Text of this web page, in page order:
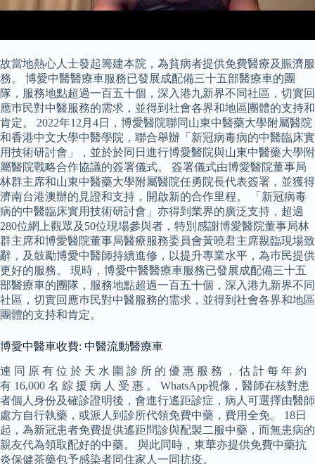
故當地熱心人士發起籌建本院，為貧病者提供免費醫療及賑濟服
務。 博愛中醫醫療車服務已發展成配備三十五部醫療車的團
隊，服務地點超過一百五十個，深入港九新界不同社區，切實回
應巿民對中醫服務的需求，並得到社會各界和地區團體的支持和
肯定。 2022年12月4日，博愛醫院聯同山東中醫藥大學附屬醫院
和香港中文大學中醫學院，聯合舉辦「新冠病毒病的中醫臨床實
用技術研討會」，並於於同日進行博愛醫院與山東中醫藥大學附
屬醫院戰略合作協議的簽署儀式。 簽署儀式由博愛醫院董事局
林群主席和山東中醫藥大學附屬醫院任勇院長代表簽署，並獲得
濟南台港澳辦的見證和支持，開啟新的合作里程。 「新冠病毒
病的中醫臨床實用技術研討會」亦得到業界的廣泛支持，超過
280位網上觀眾及50位現場參與者，特別感謝博愛醫院董事局林
群主席和博愛醫院董事局醫療服務委員會黃曉君主席親臨現場致
辭，及鼓勵博愛中醫師持續進修，以提升專業水平，為巿民提供
更好的服務。 現時，博愛中醫醫療車服務已發展成配備三十五
部醫療車的團隊，服務地點超過一百五十個，深入港九新界不同
社區，切實回應巿民對中醫服務的需求，並得到社會各界和地區
團體的支持和肯定。
博愛中醫車收費: 中醫流動醫療車
連 同 原 有 位 於 天 水 圍 診 所 的 優 惠 服 務 ， 估 計 每 年 約
有 16,000 名 綜 援 病 人 受 惠 。 WhatsApp視像，醫師在核對患
者個人身份及確診證明後，會進行遙距診症，病人可選擇由醫師
處方自行執藥，或派人到診所代領免費中藥，費用全免。 18日
起，為新冠患者免費提供遙距問診與配製二服中藥，而無患病的
親友代為領取配好的中藥。 與此同時，東華亦提供免費中藥抗
炎保健茶藥包予感染者同住家人一同抗疫。